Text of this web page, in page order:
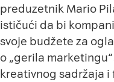
preduzetnik Mario
ističući da bi
svoje budžete za
o „gerila
kreativnog sadržaja